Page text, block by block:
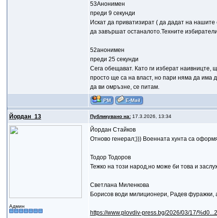
53Анонимен
преди 9 секунди
Искат да приватизират ( да дадат на
да завършат останалото.Техните
52анонимен
преди 25 секунди
Сега обещават. Като ги изберат наивницте,
просто ще са на власт, но пари няма да има
да ви омръзне, се питам.
Йордан_13 Публикувано на:17.3.2026, 13:34
Админ
Йордан Стайков
Отново генерал;))) Военната хунта са
Тодор Тодоров
Тежко на този народ,но може би това и
Светлана Миленкова
Борисов води милиционери, Радев фуражки,
https://www.plovdiv-press.bg/2026/03/17/